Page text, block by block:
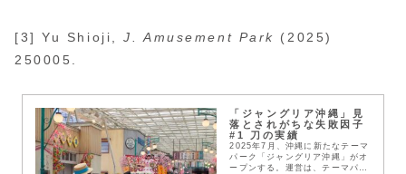
[3] Yu Shioji,J. Amusement Park (2025)
250005.
「ジャングリア沖縄」見
落とされがちな失敗因子
#1 刀の実績
2025年7月、沖縄に新たなテーマ
パーク「ジャングリア沖縄」がオ
ープンする。運営は、テーマパー